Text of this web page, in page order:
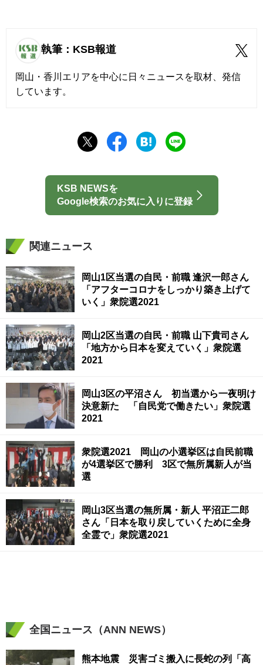
執筆：KSB報道
岡山・香川エリアを中心に日々ニュースを取材、発信
しています。
KSB NEWSを
Google検索のお気に入りに登録
関連ニュース
岡山1区当選の自民・前職 逢沢一郎さん
「アフターコロナをしっかり築き上げて
いく」衆院選2021
岡山2区当選の自民・前職 山下貴司さん
「地方から日本を変えていく」衆院選
2021
岡山3区の平沼さん 初当選から一夜明け
決意新た 「自民党で働きたい」衆院選
2021
衆院選2021 岡山の小選挙区は自民前職
が4選挙区で勝利 3区で無所属新人が当
選
岡山3区当選の無所属・新人 平沼正二郎
さん「日本を取り戻していくために全身
全霊で」衆院選2021
全国ニュース（ANN NEWS）
熊本地震 災害ゴミ搬入に長蛇の列「高